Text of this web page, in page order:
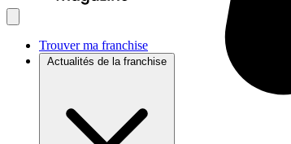
Trouver ma franchise
Actualités de la franchise